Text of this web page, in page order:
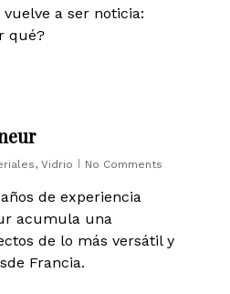
a ser noticia:
qué?
,Vidrio No Comments
de experiencia
acumula una
de lo más versátil y
Francia.